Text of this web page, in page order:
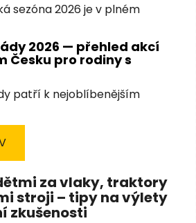
sezóna 2026 je v plném
2026 — přehled akcí
Česku pro rodiny s
patří k nejoblíbenějším
za vlaky, traktory
stroji – tipy na výlety
zkušenosti